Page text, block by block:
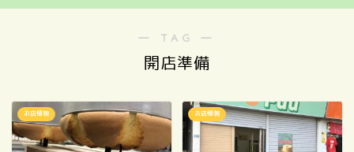
― TAG ―
開店準備
お店情報 お店情報